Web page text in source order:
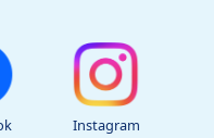
Instagram